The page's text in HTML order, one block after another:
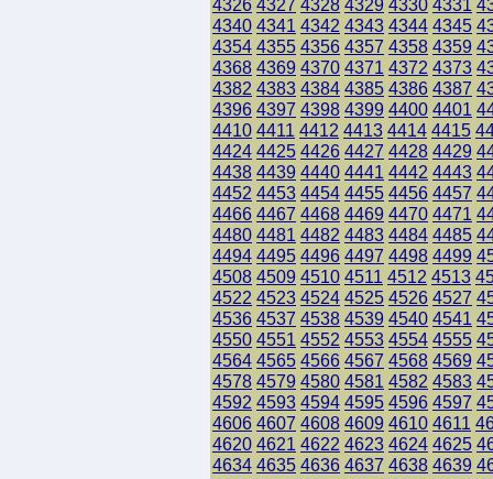
4326 4327 4328 4329 4330 4331
4340 4341 4342 4343 4344 4345
4354 4355 4356 4357 4358 4359
4368 4369 4370 4371 4372 4373
4382 4383 4384 4385 4386 4387
4396 4397 4398 4399 4400 4401
4410 4411 4412 4413 4414 4415
4424 4425 4426 4427 4428 4429
4438 4439 4440 4441 4442 4443
4452 4453 4454 4455 4456 4457
4466 4467 4468 4469 4470 4471
4480 4481 4482 4483 4484 4485
4494 4495 4496 4497 4498 4499
4508 4509 4510 4511 4512 4513
4522 4523 4524 4525 4526 4527
4536 4537 4538 4539 4540 4541
4550 4551 4552 4553 4554 4555
4564 4565 4566 4567 4568 4569
4578 4579 4580 4581 4582 4583
4592 4593 4594 4595 4596 4597
4606 4607 4608 4609 4610 4611
4620 4621 4622 4623 4624 4625
4634 4635 4636 4637 4638 4639